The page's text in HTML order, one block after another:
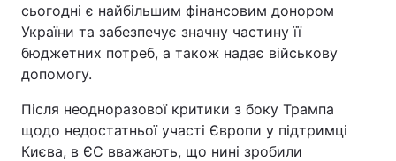
сьогодні є найбільшим фінансовим донором
України та забезпечує значну частину її
бюджетних потреб, а також надає військову
допомогу.
Після неодноразової критики з боку Трампа
щодо недостатньої участі Європи у підтримці
Києва, в ЄС вважають, що нині зробили